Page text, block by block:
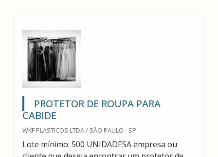
PROTETOR DE ROUPA PARA
CABIDE
WKF PLASTICOS LTDA / SÃO PAULO - SP
Lote mínimo: 500 UNIDADESA empresa ou